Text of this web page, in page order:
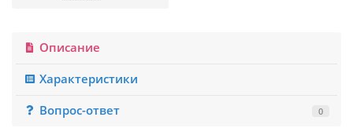
Описание
Характеристики
Вопрос-ответ
0